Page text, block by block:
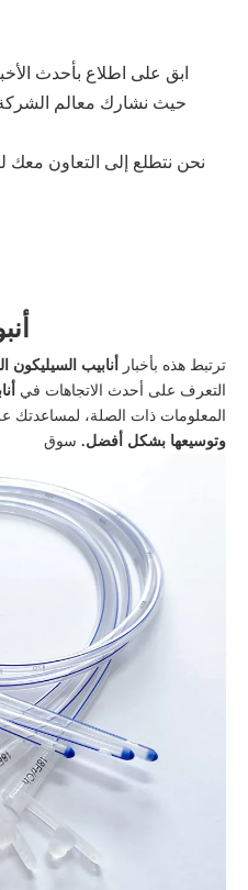
ابق على اطلاع بأحدث
حيث نشارك معالم
نحن نتطلع إلى التعاون معك
ترتبط هذه بأخبار أنابيب السيليكون
التعرف على أحدث الاتجاهات في
المعلومات ذات الصلة، لمساعدتك
وتوسيعها بشكل أفضل. سوق